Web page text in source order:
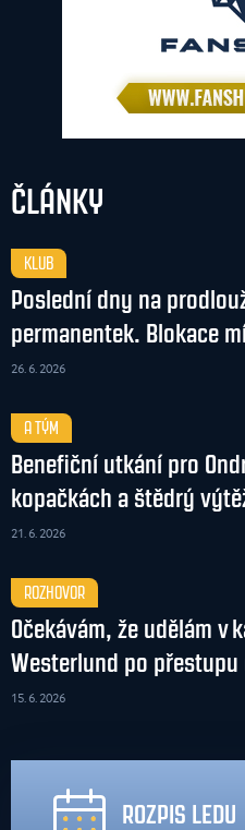
ČLÁNKY
KLUB
Poslední dny na
permanentek. Blokace
26. 6. 2026
A TÝM
Benefiční utkání pro
kopačkách a štědrý
21. 6. 2026
ROZHOVOR
Očekávám, že udělám v
Westerlund po přestupu
15. 6. 2026
ROZPIS LEDU